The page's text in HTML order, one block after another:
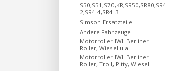
S50,S51,S70,KR,SR50,SR80,SR4-
2,SR4-4,SR4-3
Simson-Ersatzteile
Andere Fahrzeuge
Motorroller IWL Berliner
Roller, Wiesel u.a.
Motorroller IWL Berliner
Roller, Troll, Pitty, Wiesel